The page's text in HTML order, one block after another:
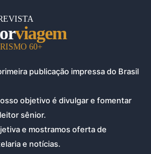
viagem
60+
publicação impressa do Brasil
objetivo é divulgar e fomentar
sênior.
e mostramos oferta de
e notícias.